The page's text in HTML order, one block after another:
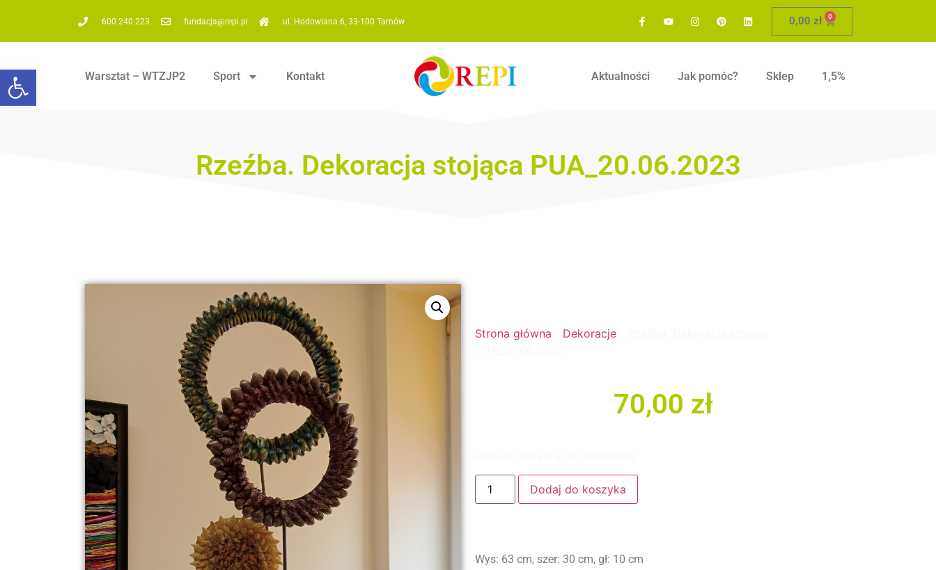
Otwórz pasek narzędzi
600 240 223 fundacja@repi.pl ul. Hodowlana 6, 33-100 Tarnów 0,00 zł 0
Warsztat – WTZJP2 Sport Kontakt Aktualności Jak pomóc? Sklep 1,5%
Rzeźba. Dekoracja stojąca PUA_20.06.2023
Strona główna Dekoracje
70,00 zł
Dodaj do koszyka
Wys: 63 cm, szer: 30 cm, gł: 10 cm